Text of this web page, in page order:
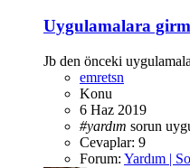
Uygulamalara
Jb den önceki
emretsn
Konu
6 Haz 2019
#yardım sorun
Cevaplar: 9
Forum: Yardım |